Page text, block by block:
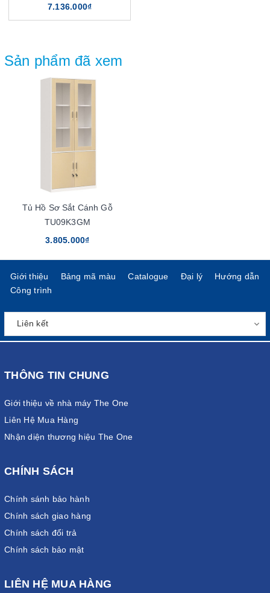
7.136.000₫
Sản phẩm đã xem
Tủ Hồ Sơ Sắt Cánh Gỗ
TU09K3GM
3.805.000₫
Giới thiệu Bảng mã màu Catalogue Đại lý
Hướng dẫn
Công trình
THÔNG TIN CHUNG
Giới thiệu về nhà máy The One
Liên Hệ Mua Hàng
Nhận diện thương hiệu The One
CHÍNH SÁCH
Chính sánh bảo hành
Chính sách giao hàng
Chính sách đổi trả
Chính sách bảo mật
LIÊN HỆ MUA HÀNG